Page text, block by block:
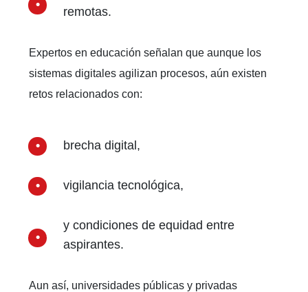
remotas.
Expertos en educación señalan que aunque los
sistemas digitales agilizan procesos, aún existen
retos relacionados con:
brecha digital,
vigilancia tecnológica,
y condiciones de equidad entre
aspirantes.
Aun así, universidades públicas y privadas